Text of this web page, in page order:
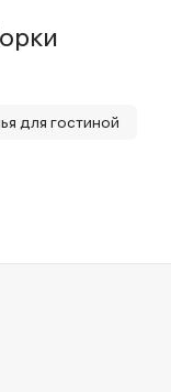
для гостиной